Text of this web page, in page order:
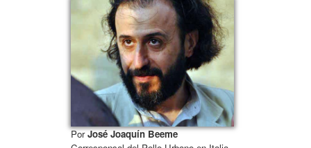
PorJosé Joaquín Beeme